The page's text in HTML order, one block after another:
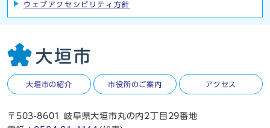
ウェブアクセシビリティ方針
大垣市の紹介 市役所のご案内 アクセス
〒503-8601 岐阜県大垣市丸の内2丁目29番地